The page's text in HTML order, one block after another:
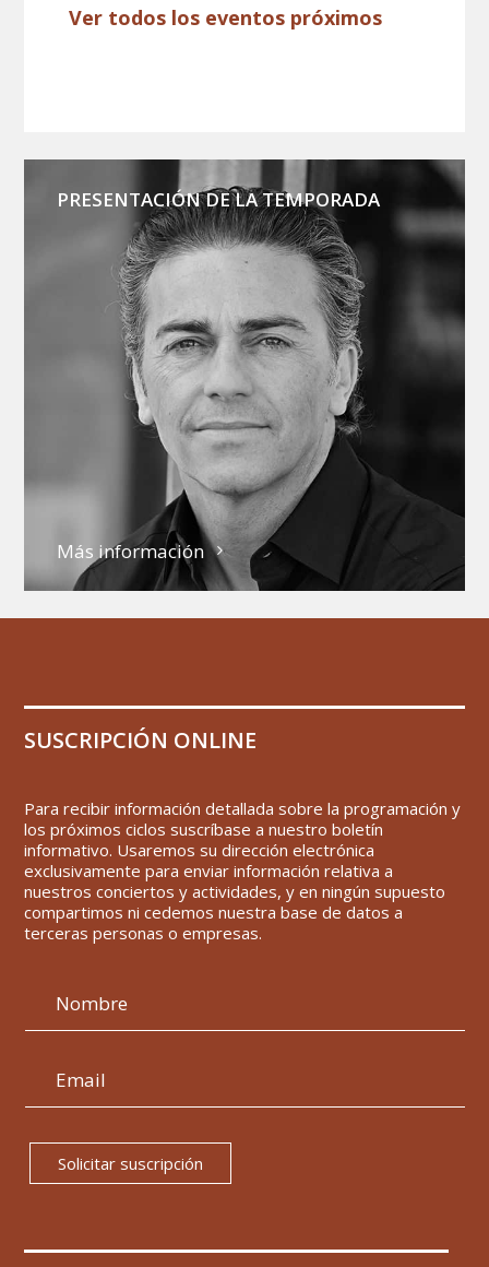
Ver todos los eventos próximos
PRESENTACIÓN DE LA TEMPORADA
Más información
SUSCRIPCIÓN ONLINE
Para recibir información detallada sobre la programación y
los próximos ciclos suscríbase a nuestro boletín
informativo. Usaremos su dirección electrónica
exclusivamente para enviar información relativa a
nuestros conciertos y actividades, y en ningún supuesto
compartimos ni cedemos nuestra base de datos a
terceras personas o empresas.
Solicitar suscripción